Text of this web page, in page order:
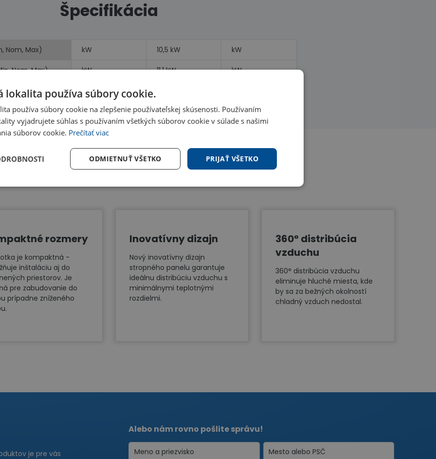
Špecifikácia
Nom, Max) kW 10,5 kW kW
Nom, Max) kW 11,1 kW kW
kW
Benefity
rozmery
je kompaktná -
inštaláciu aj do
priestorov. Je
pre zabudovanie do
prípadne zníženého
Inovatívny dizajn
Nový inovatívny dizajn
stropného panelu garantuje
ideálnu distribúciu vzduchu s
minimálnymi teplotnými
rozdielmi.
360° distribúcia
vzduchu
360° distribúcia vzduchu
eliminuje hluché miesta, kde
by sa za bežných okolností
chladný vzduch nedostal.
je pre vás
Alebo nám rovno pošlite správu!
lokalita používa súbory cookie.
používa súbory cookie na zlepšenie používateľskej skúsenosti. Používaním
vyjadrujete súhlas s používaním všetkých súborov cookie v súlade s našimi
súborov cookie. Prečítať viac
PRIJAŤ VŠETKO
ODMIETNUŤ VŠETKO